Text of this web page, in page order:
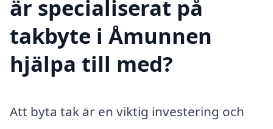
är specialiserat på
takbyte i Åmunnen
hjälpa till med?
Att byta tak är en viktig investering och